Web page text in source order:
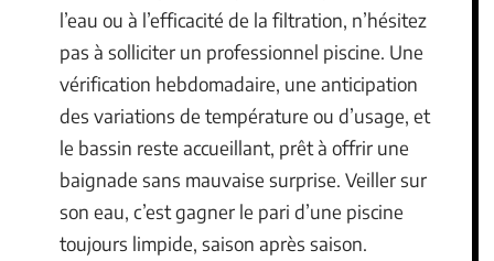
l’eau ou à l’efficacité de la filtration, n’hésitez
pas à solliciter un professionnel piscine. Une
vérification hebdomadaire, une anticipation
des variations de température ou d’usage, et
le bassin reste accueillant, prêt à offrir une
baignade sans mauvaise surprise. Veiller sur
son eau, c’est gagner le pari d’une piscine
toujours limpide, saison après saison.